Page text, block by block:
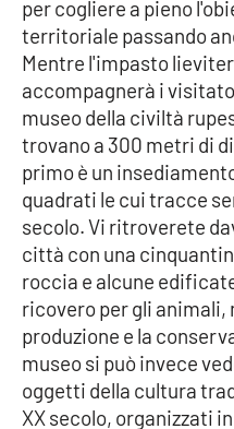
per cogliere a pieno
territoriale passando
Mentre l'impasto
accompagnerà i
museo della civiltà
trovano a 300 metri di
primo è un
quadrati le cui tracce
secolo. Vi ritroverete
città con una
roccia e alcune
ricovero per gli animali,
produzione e la
museo si può invece
oggetti della cultura
XX secolo, organizzati